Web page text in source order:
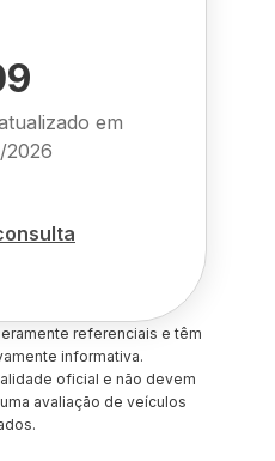
em
2026
referenciais e têm
informativa.
oficial e não devem
avaliação de veículos